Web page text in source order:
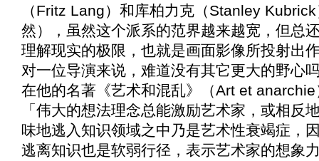
（Fritz Lang）和库柏力克（Stanley
然），虽然这个派系的范界越来越宽，但总
理解现实的极限，也就是画面影像所投射出
对一位导演来说，难道没有其它更大的野心
在他的名著《艺术和混乱》（Art et
「伟大的想法理念总能激励艺术家，或相反
味地逃入知识领域之中乃是艺术性衰竭症，
逃离知识也是软弱行径，表示艺术家的想象